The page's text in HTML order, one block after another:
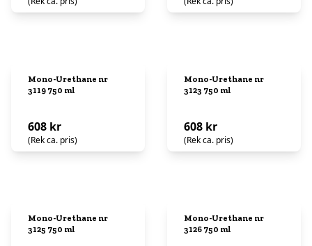
Mono-Urethane nr
3119 750 ml
608 kr
(Rek ca. pris)
Mono-Urethane nr
3123 750 ml
608 kr
(Rek ca. pris)
Mono-Urethane nr
3125 750 ml
Mono-Urethane nr
3126 750 ml